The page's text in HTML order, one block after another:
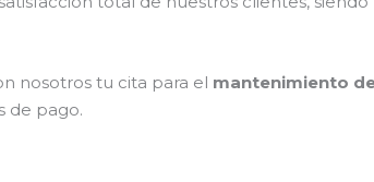
nosotros tu cita para el mantenimiento
de pago.